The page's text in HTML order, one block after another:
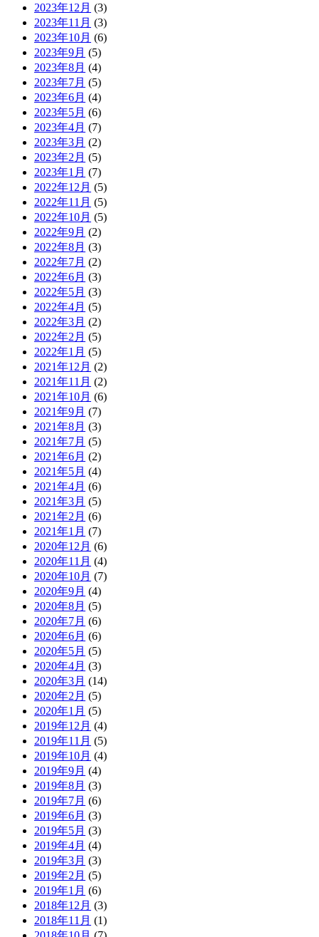
2023年12月 (3)
2023年11月 (3)
2023年10月 (6)
2023年9月 (5)
2023年8月 (4)
2023年7月 (5)
2023年6月 (4)
2023年5月 (6)
2023年4月 (7)
2023年3月 (2)
2023年2月 (5)
2023年1月 (7)
2022年12月 (5)
2022年11月 (5)
2022年10月 (5)
2022年9月 (2)
2022年8月 (3)
2022年7月 (2)
2022年6月 (3)
2022年5月 (3)
2022年4月 (5)
2022年3月 (2)
2022年2月 (5)
2022年1月 (5)
2021年12月 (2)
2021年11月 (2)
2021年10月 (6)
2021年9月 (7)
2021年8月 (3)
2021年7月 (5)
2021年6月 (2)
2021年5月 (4)
2021年4月 (6)
2021年3月 (5)
2021年2月 (6)
2021年1月 (7)
2020年12月 (6)
2020年11月 (4)
2020年10月 (7)
2020年9月 (4)
2020年8月 (5)
2020年7月 (6)
2020年6月 (6)
2020年5月 (5)
2020年4月 (3)
2020年3月 (14)
2020年2月 (5)
2020年1月 (5)
2019年12月 (4)
2019年11月 (5)
2019年10月 (4)
2019年9月 (4)
2019年8月 (3)
2019年7月 (6)
2019年6月 (3)
2019年5月 (3)
2019年4月 (4)
2019年3月 (3)
2019年2月 (5)
2019年1月 (6)
2018年12月 (3)
2018年11月 (1)